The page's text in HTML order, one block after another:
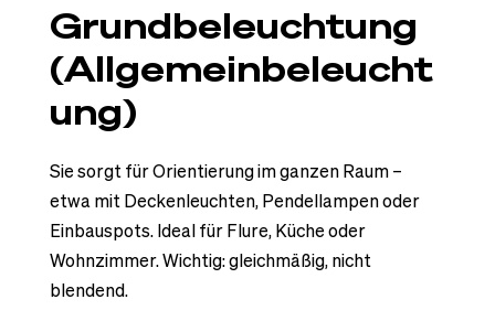
Grundbeleuchtung
(Allgemeinbeleucht
ung)
Sie sorgt für Orientierung im ganzen Raum –
etwa mit Deckenleuchten, Pendellampen oder
Einbauspots. Ideal für Flure, Küche oder
Wohnzimmer. Wichtig: gleichmäßig, nicht
blendend.